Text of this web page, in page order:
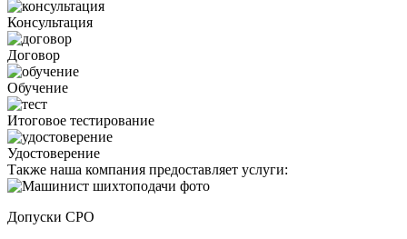
Консультация
Договор
Обучение
Итоговое тестирование
Удостоверение
Также наша компания предоставляет услуги:
Допуски СРО